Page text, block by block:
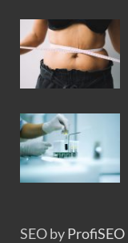
SEO byProfiSEO